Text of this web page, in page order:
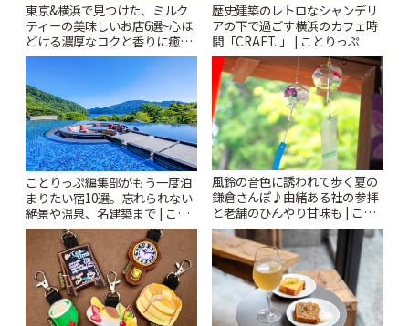
東京&横浜で見つけた、ミルク
ティーの美味しいお店6選~心ほ
どける濃厚なコクと香りに癒や
されるティータイム~ | ことりっ
歴史建築のレトロなシャンデリ
アの下で過ごす横浜のカフェ時
間「CRAFT. 」 | ことりっぷ
ことりっぷ編集部がもう一度泊
まりたい宿10選。忘れられない
絶景や温泉、名建築まで | こと
りっぷ
風鈴の音色に誘われて歩く夏の
鎌倉さんぽ♪由緒ある社の参拝
と老舗のひんやり甘味も | こと
りっぷ